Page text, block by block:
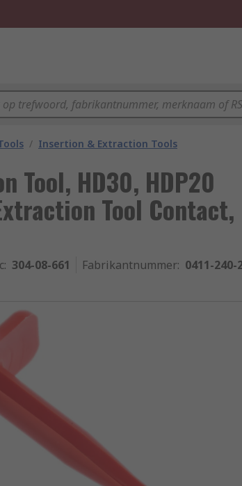
/ Insertion & Extraction Tools
Tool, HD30, HDP20
Tool Contact,
: 304-08-661 Fabrikantnummer: 0411-240-